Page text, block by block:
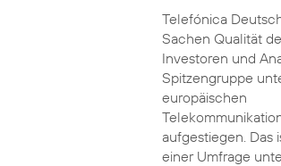
Telefónica
Sachen Qualität
Investoren und
Spitzengruppe
europäischen
aufgestiegen. Das
einer Umfrage